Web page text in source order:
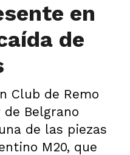
en
de
Club de Remo
Belgrano
de las piezas
M20, que